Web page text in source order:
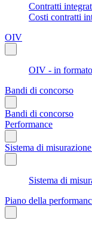
Contratti
Costi contratti
OIV
OIV - in
Bandi di concorso
Bandi di concorso
Performance
Sistema di
Sistema di
Piano della